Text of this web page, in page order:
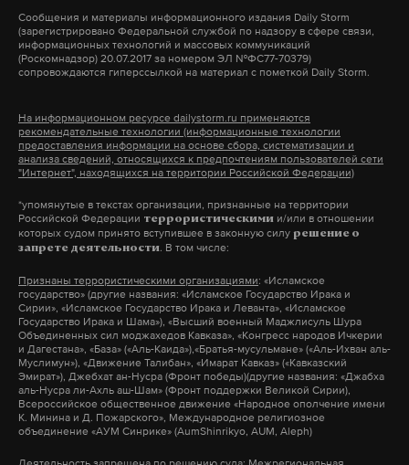
наводить свои порядки. На заборах появились
объявления, которые заканчивались словами
«расстрел» или «смертная казнь».
«В каждого, кто появится на улице после восьми
часов вечера, стреляют без предупреждения», —
заявлял противник.
На городской площади появилась виселица.
Началась охота на партизан. За каждого из них
только за то, что она собирала оставшиеся в поле
гнилые картофелины и корни сахарной свеклы.
Многих сожгли заживо. Среди них были дети.
«Война скатилась камнем с плеч, но в детской
памяти отсняты / Чужая лающая речь и треск
чужого автомата», — писал суджанский поэт
Павел Ветошкин.
Подпишитесь на Daily Storm вMAX. Он
работает там, где тормозит интернет.
А еще мы есть вTelegram,Дзени VK
Макс Telegram
Дзен VK
Дмитрий Волхов
Сообщения и материалы информационного издания Daily Storm
(зарегистрировано Федеральной службой по надзору в сфере связи,
информационных технологий и массовых коммуникаций
(Роскомнадзор) 20.07.2017 за номером ЭЛ №ФС77-70379)
сопровождаются гиперссылкой на материал с пометкой Daily Storm.
На информационном ресурсе dailystorm.ru применяются
рекомендательные технологии (информационные технологии
предоставления информации на основе сбора, систематизации и
анализа сведений, относящихся к предпочтениям пользователей сети
"Интернет", находящихся на территории Российской Федерации)
*упомянутые в текстах организации, признанные на территории
Российской Федерации террористическими и/или в отношении
которых судом принято вступившее в законную силу решение о
запрете деятельности. В том числе:
Признаны террористическими организациями: «Исламское
государство» (другие названия: «Исламское Государство Ирака и
Сирии», «Исламское Государство Ирака и Леванта», «Исламское
Государство Ирака и Шама»), «Высший военный Маджлисуль Шура
Объединенных сил моджахедов Кавказа», «Конгресс народов Ичкерии
и Дагестана», «База» («Аль-Каида»),«Братья-мусульмане» («Аль-Ихван аль-
Муслимун»), «Движение Талибан», «Имарат Кавказ» («Кавказский
Эмират»), Джебхат ан-Нусра (Фронт победы)(другие названия: «Джабха
аль-Нусра ли-Ахль аш-Шам» (Фронт поддержки Великой Сирии),
Всероссийское общественное движение «Народное ополчение имени
К. Минина и Д. Пожарского», Международное религиозное
объединение «АУМ Синрике» (AumShinrikyo, AUM, Aleph)